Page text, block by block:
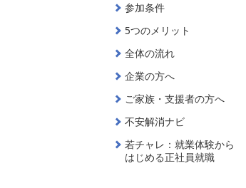
参加条件
5つのメリット
全体の流れ
企業の方へ
ご家族・支援者の方へ
不安解消ナビ
若チャレ：就業体験から
はじめる正社員就職